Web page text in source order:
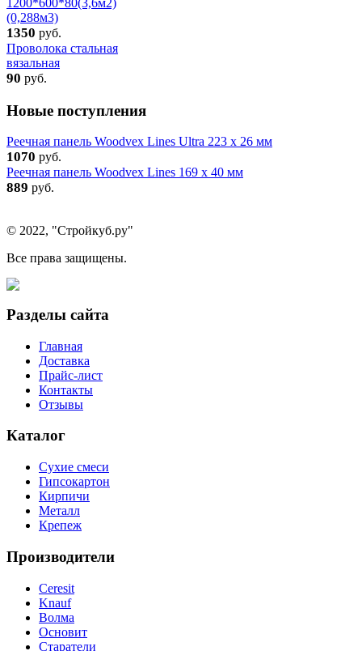
(0,288м3)
1350 руб.
Проволока стальная
вязальная
90 руб.
Новые поступления
Реечная панель Woodvex Lines Ultra 223 x 26 мм
1070 руб.
Реечная панель Woodvex Lines 169 x 40 мм
889 руб.
© 2022, "Стройкуб.ру"
Все права защищены.
Разделы сайта
Главная
Доставка
Прайс-лист
Контакты
Отзывы
Каталог
Сухие смеси
Гипсокартон
Кирпичи
Металл
Крепеж
Производители
Ceresit
Knauf
Волма
Основит
Старатели